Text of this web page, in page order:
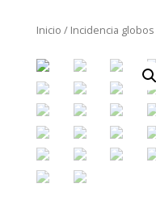
Inicio / Incidencia globos